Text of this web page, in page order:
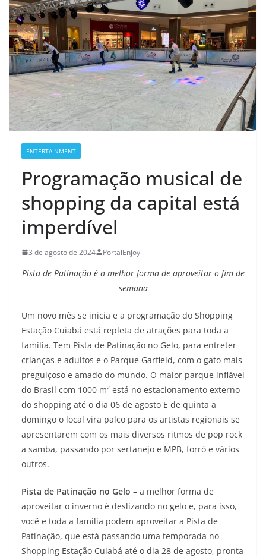
ENTERTAINMENT
Programação musical de
shopping da capital está
imperdível
3 de agosto de 2024 PortalEnjoy
Pista de Patinação é a melhor forma de aproveitar o fim de
semana
Um novo mês se inicia e a programação do Shopping
Estação Cuiabá está repleta de atrações para toda a
família. Tem Pista de Patinação no Gelo, para entreter
crianças e adultos e o Parque Garfield, com o gato mais
preguiçoso e amado do mundo. O maior parque inflável
do Brasil com 1000 m² está no estacionamento externo
do shopping até o dia 06 de agosto E de quinta a
domingo o local vira palco para os artistas regionais se
apresentarem com os mais diversos ritmos de pop rock
a samba, passando por sertanejo e MPB, forró e vários
outros.
Pista de Patinação no Gelo – a melhor forma de
aproveitar o inverno é deslizando no gelo e, para isso,
você e toda a família podem aproveitar a Pista de
Patinação, que está passando uma temporada no
Shopping Estação Cuiabá até o dia 28 de agosto, pronta